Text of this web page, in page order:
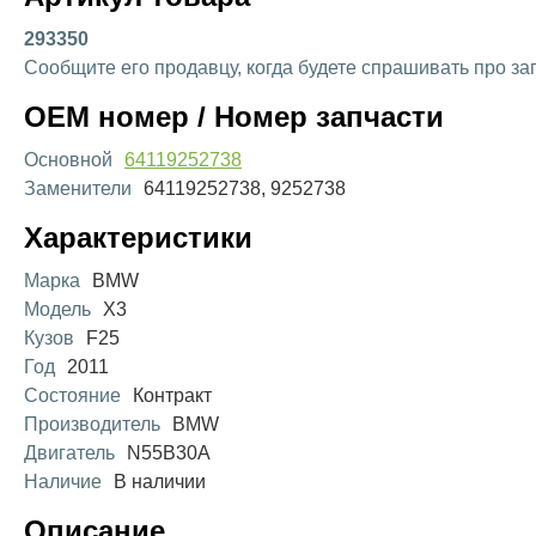
293350
Сообщите его продавцу, когда будете спрашивать про
OEM номер / Номер запчасти
Основной
64119252738
Заменители
64119252738, 9252738
Характеристики
Марка
BMW
Модель
X3
Кузов
F25
Год
2011
Состояние
Контракт
Производитель
BMW
Двигатель
N55B30A
Наличие
В наличии